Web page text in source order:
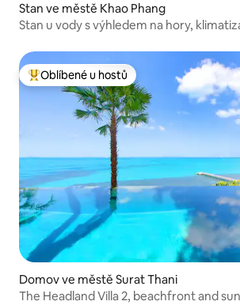
Stan ve městě Khao Phang
Stan u vody s výhledem na hory,
Nejlepší v kategorii Oblíbené u hostů
Oblíbené u hostů
Domov ve městě Surat Thani
The Headland Villa 2, beachfront and